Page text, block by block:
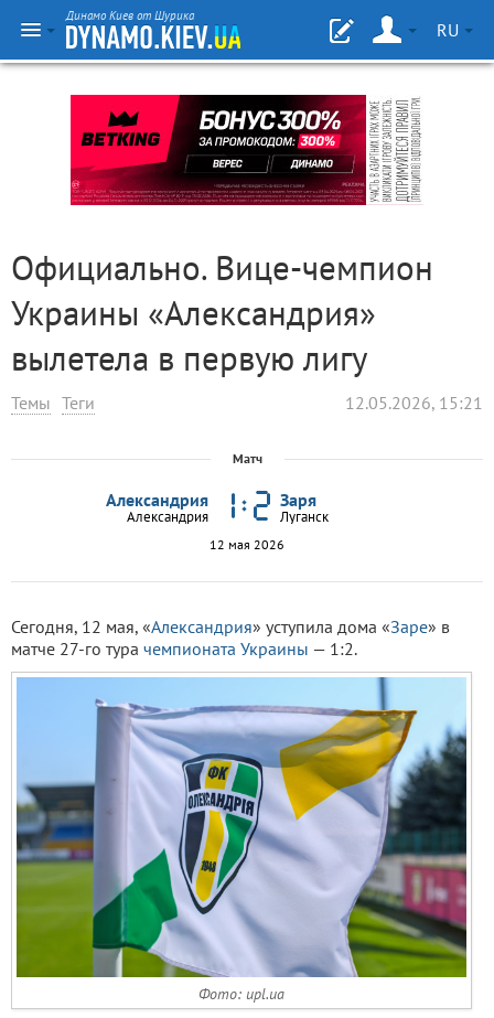
Динамо Киев от Шурика
RU
Официально. Вице-чемпион
Украины «Александрия»
вылетела в первую лигу
Темы Теги 12.05.2026, 15:21
Матч
Александрия
Александрия
Заря
Луганск
12 мая 2026
Сегодня, 12 мая, «Александрия» уступила дома «Заре» в
матче 27-го тура чемпионата Украины — 1:2.
Фото: upl.ua